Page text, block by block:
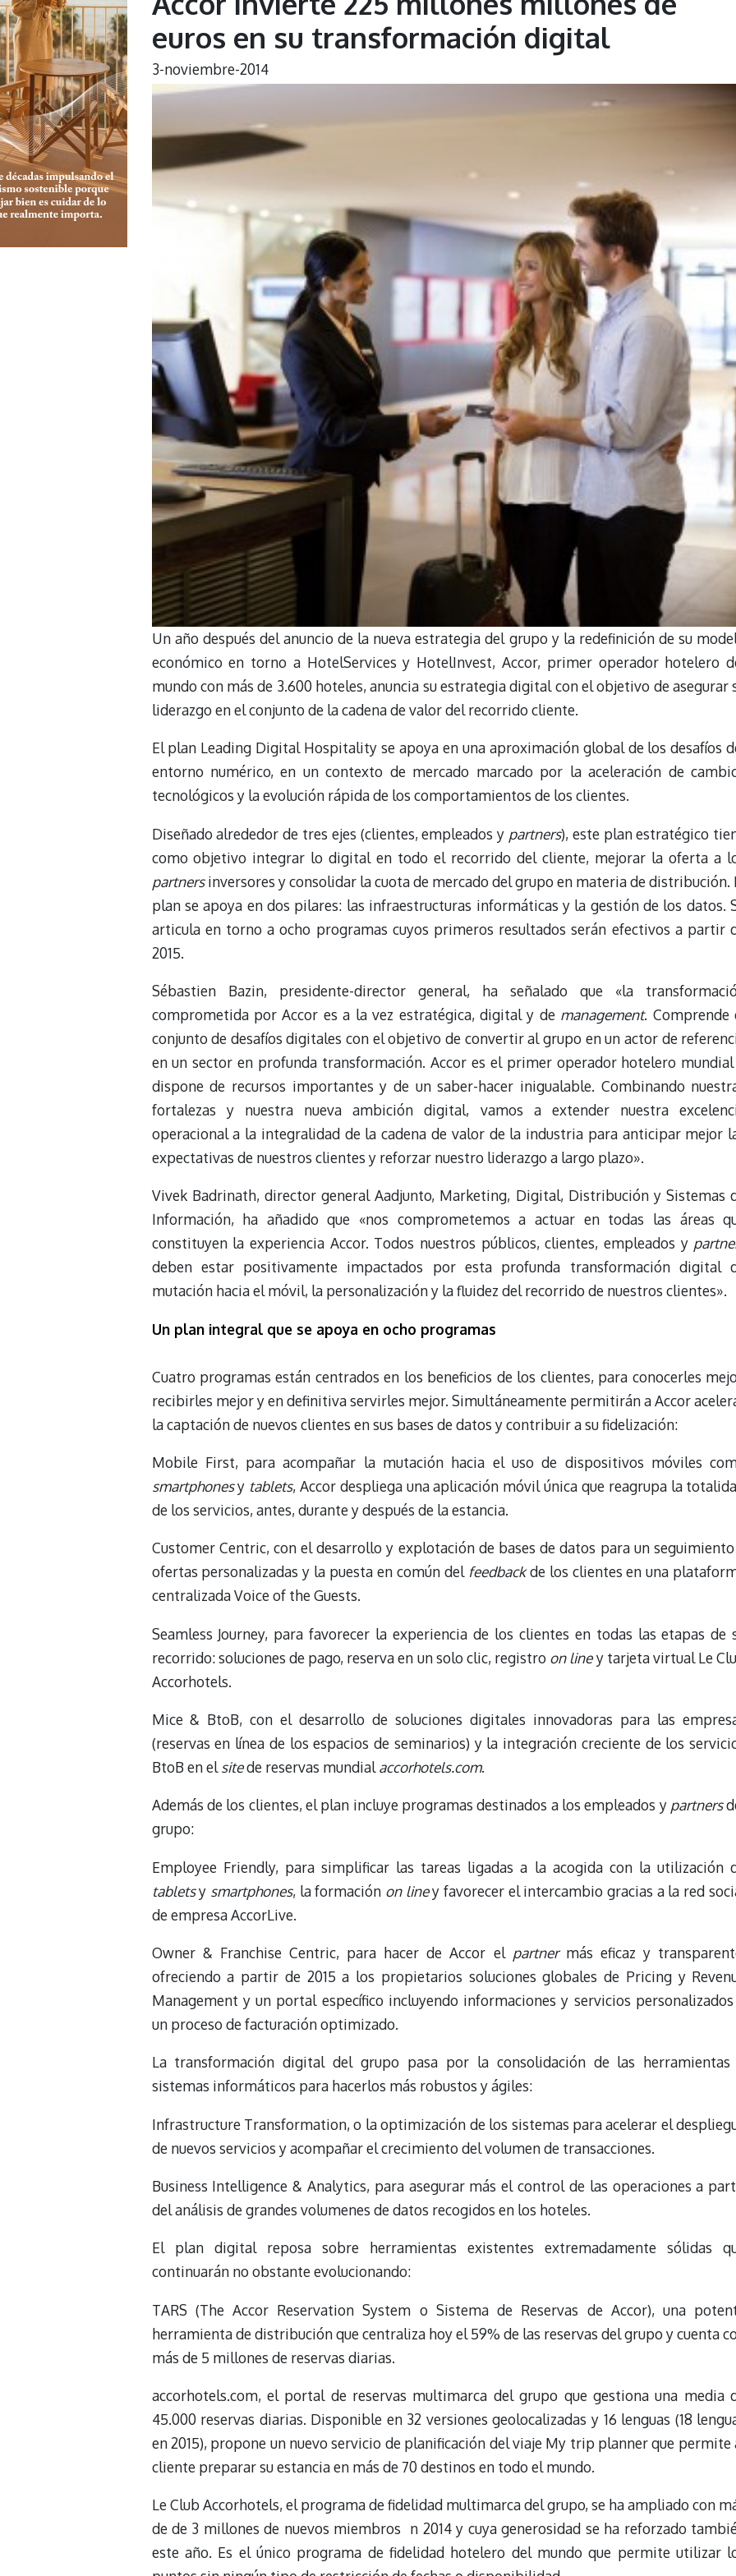
euros en su transformación digital
3-noviembre-2014
Un año después del anuncio de la nueva estrategia del grupo y la redefinición de su
económico en torno a HotelServices y HotelInvest, Accor, primer operador hotelero
mundo con más de 3.600 hoteles, anuncia su estrategia digital con el objetivo de asegurar
liderazgo en el conjunto de la cadena de valor del recorrido cliente.
El plan Leading Digital Hospitality se apoya en una aproximación global de los desafíos
entorno numérico, en un contexto de mercado marcado por la aceleración de
tecnológicos y la evolución rápida de los comportamientos de los clientes.
Diseñado alrededor de tres ejes (clientes, empleados y partners), este plan estratégico
como objetivo integrar lo digital en todo el recorrido del cliente, mejorar la oferta a
partnersinversores y consolidar la cuota de mercado del grupo en materia de distribución.
plan se apoya en dos pilares: las infraestructuras informáticas y la gestión de los datos.
articula en torno a ocho programas cuyos primeros resultados serán efectivos a partir
2015.
Sébastien Bazin, presidente-director general, ha señalado que «la
comprometida por Accor es a la vez estratégica, digital y demanagement. Comprende
conjunto de desafíos digitales con el objetivo de convertir al grupo en un actor de
en un sector en profunda transformación. Accor es el primer operador hotelero
dispone de recursos importantes y de un saber-hacer inigualable. Combinando
fortalezas y nuestra nueva ambición digital, vamos a extender nuestra
operacional a la integralidad de la cadena de valor de la industria para anticipar mejor
expectativas de nuestros clientes y reforzar nuestro liderazgo a largo plazo».
Vivek Badrinath, director general Aadjunto, Marketing, Digital, Distribución y Sistemas
Información, ha añadido que «nos comprometemos a actuar en todas las áreas
constituyen la experiencia Accor. Todos nuestros públicos, clientes, empleados y
deben estar positivamente impactados por esta profunda transformación digital
mutación hacia el móvil, la personalización y la fluidez del recorrido de nuestros clientes».
Un plan integral que se apoya en ocho programas
Cuatro programas están centrados en los beneficios de los clientes, para conocerles
recibirles mejor y en definitiva servirles mejor. Simultáneamente permitirán a Accor
la captación de nuevos clientes en sus bases de datos y contribuir a su fidelización:
Mobile First, para acompañar la mutación hacia el uso de dispositivos móviles
smartphonesy tablets, Accor despliega una aplicación móvil única que reagrupa la
de los servicios, antes, durante y después de la estancia.
Customer Centric, con el desarrollo y explotación de bases de datos para un
ofertas personalizadas y la puesta en común del feedbackde los clientes en una
centralizada Voice of the Guests.
Seamless Journey, para favorecer la experiencia de los clientes en todas las etapas de
recorrido: soluciones de pago, reserva en un solo clic, registro on liney tarjeta virtual Le
Accorhotels.
Mice & BtoB, con el desarrollo de soluciones digitales innovadoras para las
(reservas en línea de los espacios de seminarios) y la integración creciente de los
BtoB en elsitede reservas mundialaccorhotels.com.
Además de los clientes, el plan incluye programas destinados a los empleados y partners
grupo:
Employee Friendly, para simplificar las tareas ligadas a la acogida con la utilización
tabletsy smartphones, la formación on liney favorecer el intercambio gracias a la red
de empresa AccorLive.
Owner & Franchise Centric, para hacer de Accor el partnermás eficaz y
ofreciendo a partir de 2015 a los propietarios soluciones globales de Pricing y
Management y un portal específico incluyendo informaciones y servicios
un proceso de facturación optimizado.
La transformación digital del grupo pasa por la consolidación de las
sistemas informáticos para hacerlos más robustos y ágiles:
Infrastructure Transformation, o la optimización de los sistemas para acelerar el
de nuevos servicios y acompañar el crecimiento del volumen de transacciones.
Business Intelligence & Analytics, para asegurar más el control de las operaciones a
del análisis de grandes volumenes de datos recogidos en los hoteles.
El plan digital reposa sobre herramientas existentes extremadamente sólidas
continuarán no obstante evolucionando:
TARS (The Accor Reservation System o Sistema de Reservas de Accor), una
herramienta de distribución que centraliza hoy el 59% de las reservas del grupo y cuenta
más de 5 millones de reservas diarias.
accorhotels.com, el portal de reservas multimarca del grupo que gestiona una media
45.000 reservas diarias. Disponible en 32 versiones geolocalizadas y 16 lenguas (18
en 2015), propone un nuevo servicio de planificación del viaje My trip planner que permite
cliente preparar su estancia en más de 70 destinos en todo el mundo.
Le Club Accorhotels, el programa de fidelidad multimarca del grupo, se ha ampliado con
de de 3 millones de nuevos miembros n 2014 y cuya generosidad se ha reforzado
este año. Es el único programa de fidelidad hotelero del mundo que permite utilizar